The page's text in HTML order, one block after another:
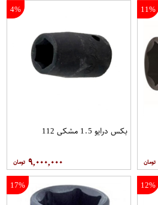
11%
4%
بکس درایو 1.5 مشکی 112
۹,۰۰۰,۰۰۰
12%
17%